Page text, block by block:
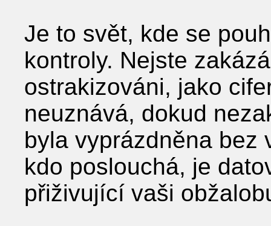
Je to svět, kde se
kontroly. Nejste
ostrakizováni, jako
neuznává, dokud
byla vyprázdněna bez
kdo poslouchá, je
přiživující vaši